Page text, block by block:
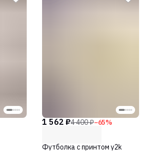
1 562 ₽4 400 ₽−65%
Футболка с принтом y2k